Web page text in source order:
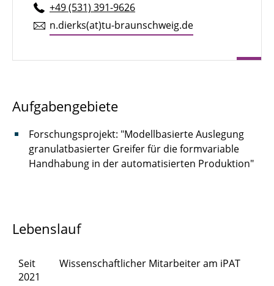
Julian Brokmann, M. Sc.
Niklas Dierks, M. Sc.
Marcel Dietz
Dipl.-Ing. Dennis Düerkop
Chengyuan Fang, M. Sc.
Dr. rer. nat. Jan Henrik Finke
+49 (531) 391-9626
n.​dierks(at)tu-braun­schweig.de
Aufgabengebiete
Forschungsprojekt: "Modellbasierte Auslegung
granulatbasierter Greifer für die formvariable
Handhabung in der automatisierten Produktion"
Lebenslauf
Seit
2021
Wissenschaftlicher Mitarbeiter am iPAT